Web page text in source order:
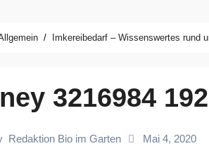
Imkereibedarf – Wissenswertes rund
3216984
Redaktion Bio im Garten Mai 4, 2020